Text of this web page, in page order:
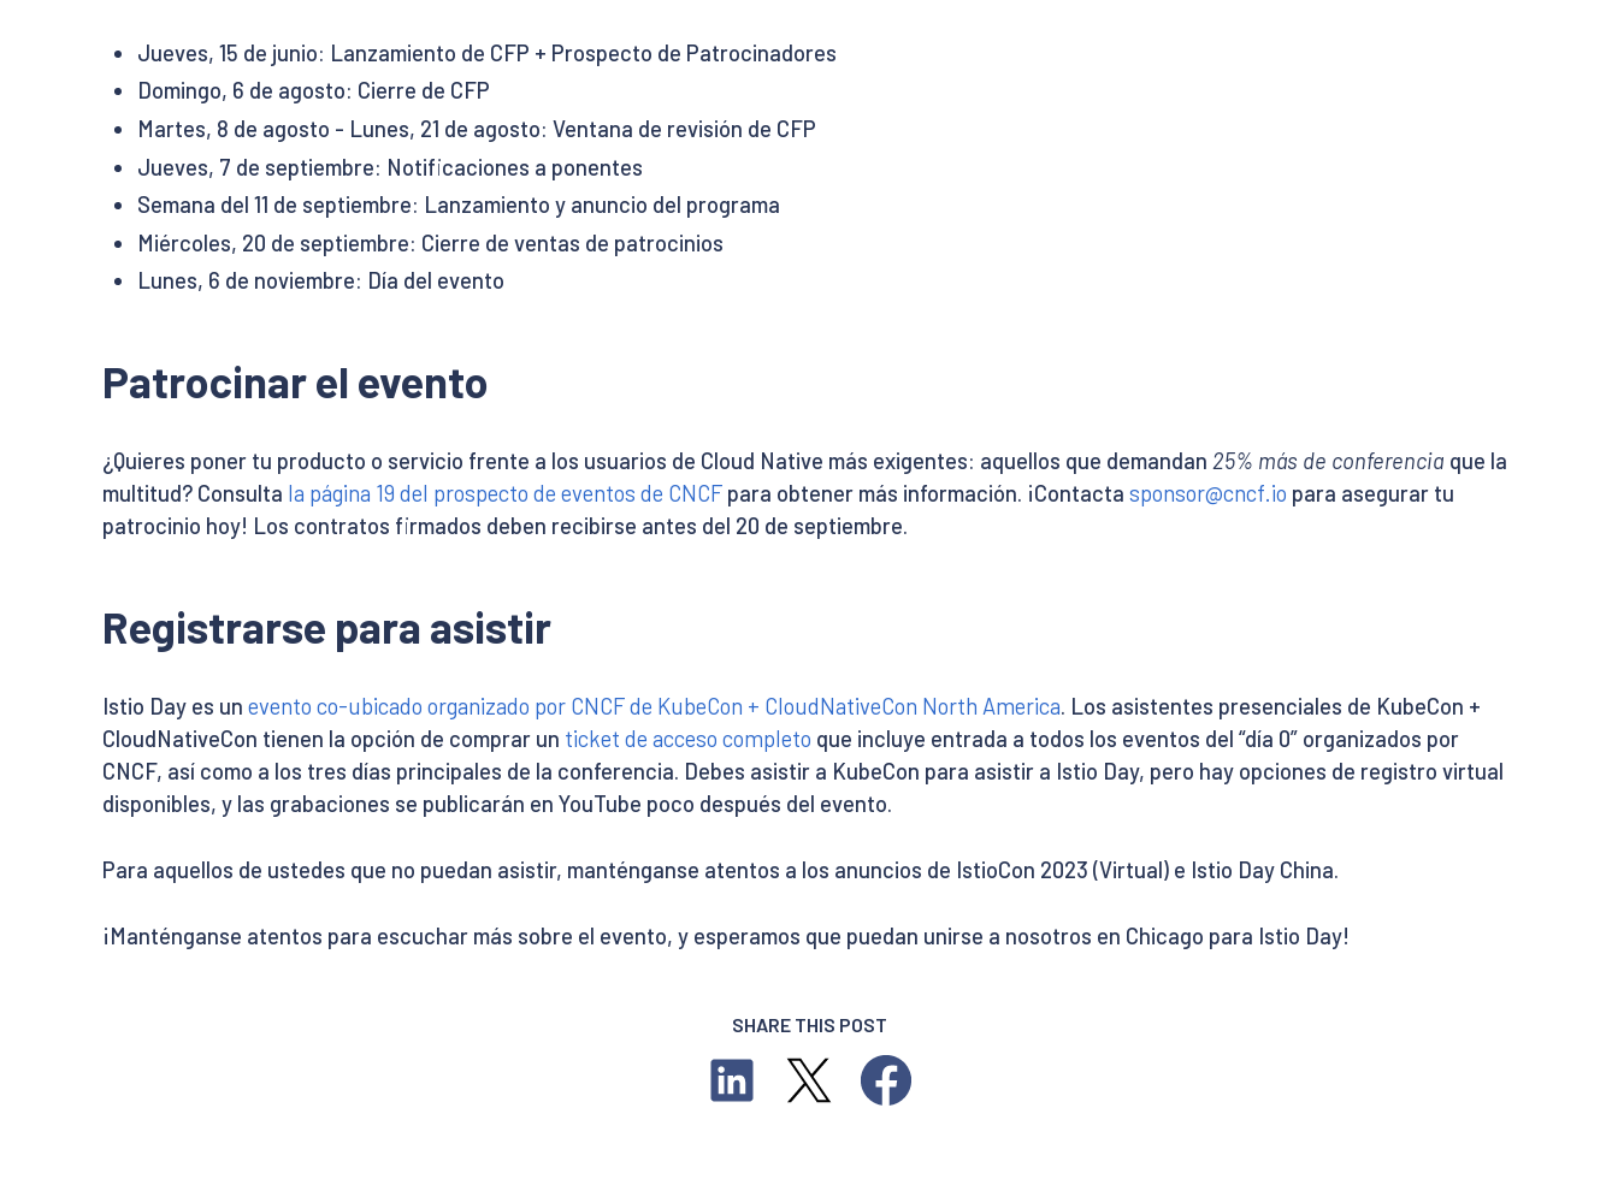
Jueves, 15 de junio: Lanzamiento de CFP + Prospecto de Patrocinadores
Domingo, 6 de agosto: Cierre de CFP
Martes, 8 de agosto - Lunes, 21 de agosto: Ventana de revisión de CFP
Jueves, 7 de septiembre: Notificaciones a ponentes
Semana del 11 de septiembre: Lanzamiento y anuncio del programa
Miércoles, 20 de septiembre: Cierre de ventas de patrocinios
Lunes, 6 de noviembre: Día del evento
Patrocinar el evento
¿Quieres poner tu producto o servicio frente a los usuarios de Cloud Native más exigentes: aquellos que demandan 25% más de conferencia que la
multitud? Consulta la página 19 del prospecto de eventos de CNCF para obtener más información. ¡Contacta sponsor@cncf.io para asegurar tu
patrocinio hoy! Los contratos firmados deben recibirse antes del 20 de septiembre.
Registrarse para asistir
Istio Day es un evento co-ubicado organizado por CNCF de KubeCon + CloudNativeCon North America. Los asistentes presenciales de KubeCon +
CloudNativeCon tienen la opción de comprar un ticket de acceso completo que incluye entrada a todos los eventos del “día 0” organizados por
CNCF, así como a los tres días principales de la conferencia. Debes asistir a KubeCon para asistir a Istio Day, pero hay opciones de registro virtual
disponibles, y las grabaciones se publicarán en YouTube poco después del evento.
Para aquellos de ustedes que no puedan asistir, manténganse atentos a los anuncios de IstioCon 2023 (Virtual) e Istio Day China.
¡Manténganse atentos para escuchar más sobre el evento, y esperamos que puedan unirse a nosotros en Chicago para Istio Day!
SHARE THIS POST